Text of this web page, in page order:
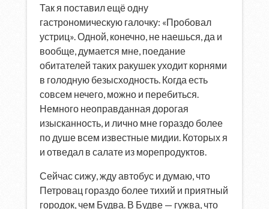
Так я поставил ещё одну
гастрономическую галочку: «Пробовал
устриц». Одной, конечно, не наешься, да и
вообще, думается мне, поедание
обитателей таких ракушек уходит корнями
в голодную безысходность. Когда есть
совсем нечего, можно и перебиться.
Немного неоправданная дорогая
изысканность, и лично мне гораздо более
по душе всем известные мидии. Которых я
и отведал в салате из морепродуктов.
Сейчас сижу, жду автобус и думаю, что
Петровац гораздо более тихий и приятный
городок, чем Будва. В Будве — гужва, что